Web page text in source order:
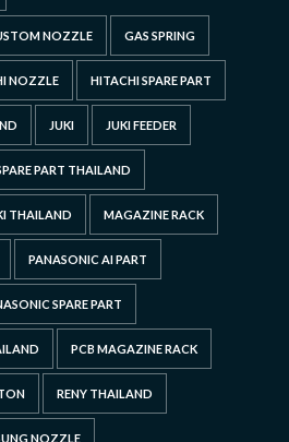
NOZZLE GAS SPRING
NOZZLE HITACHI SPARE PART
JUKI JUKI FEEDER
PART THAILAND
THAILAND MAGAZINE RACK
PANASONIC AI PART
SPARE PART
PCB MAGAZINE RACK
RENY THAILAND
NOZZLE